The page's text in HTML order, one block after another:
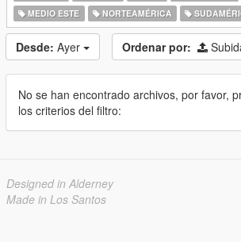
MEDIO ESTE
NORTEAMÉRICA
Desde: Ayer Ordenar por:
No se han encontrado archivos, por favor,
los criterios del filtro:
Designed in Alderney
Made in Los Santos